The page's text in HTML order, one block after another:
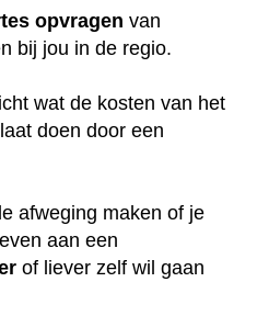
opvragen van
bij jou in de regio.
wat de kosten van het
doen door een
afweging maken of je
aan een
of liever zelf wil gaan